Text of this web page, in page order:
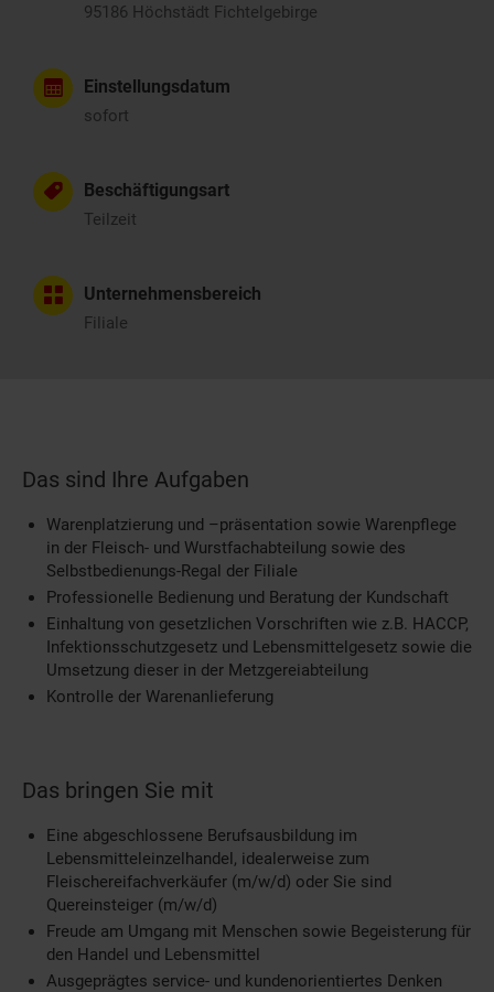
95186 Höchstädt Fichtelgebirge
Einstellungsdatum
sofort
Beschäftigungsart
Teilzeit
Unternehmensbereich
Filiale
Das sind Ihre Aufgaben
Warenplatzierung und –präsentation sowie Warenpflege
in der Fleisch- und Wurstfachabteilung sowie des
Selbstbedienungs-Regal der Filiale
Professionelle Bedienung und Beratung der Kundschaft
Einhaltung von gesetzlichen Vorschriften wie z.B. HACCP,
Infektionsschutzgesetz und Lebensmittelgesetz sowie die
Umsetzung dieser in der Metzgereiabteilung
Kontrolle der Warenanlieferung
Das bringen Sie mit
Eine abgeschlossene Berufsausbildung im
Lebensmitteleinzelhandel, idealerweise zum
Fleischereifachverkäufer (m/w/d) oder Sie sind
Quereinsteiger (m/w/d)
Freude am Umgang mit Menschen sowie Begeisterung für
den Handel und Lebensmittel
Ausgeprägtes service- und kundenorientiertes Denken